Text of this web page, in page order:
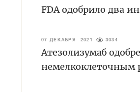
FDA одобрило два
07 ДЕКАБРЯ 2021 3034
Атезолизумаб
немелкоклеточным